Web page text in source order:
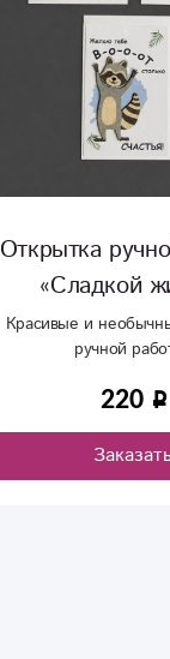
Открытка
«Сладкой
Красивые и
ручной
220